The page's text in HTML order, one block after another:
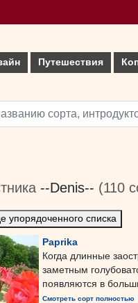
Путешествия
--Denis-- (110
упорядоченного списка
Paprika
Когда длинные
заметным
появляются в
Смотреть сорт полностью